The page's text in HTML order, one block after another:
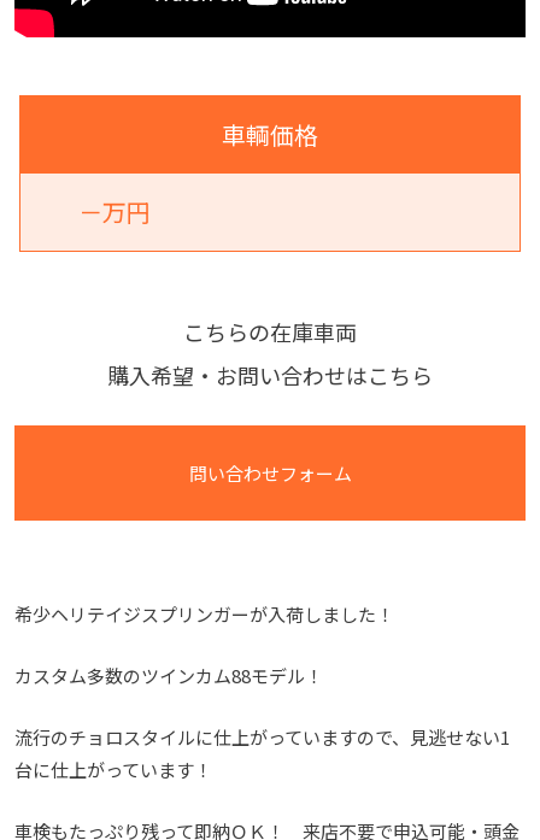
車輌価格
－万円
こちらの在庫車両
購入希望・お問い合わせはこちら
問い合わせフォーム
希少ヘリテイジスプリンガーが入荷しました！
カスタム多数のツインカム88モデル！
流行のチョロスタイルに仕上がっていますので、見逃せない1
台に仕上がっています！
車検もたっぷり残って即納ＯＫ！ 来店不要で申込可能・頭金